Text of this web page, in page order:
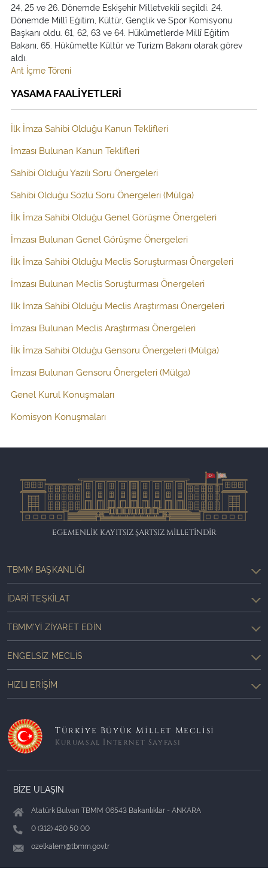
24, 25 ve 26. Dönemde Eskişehir Milletvekili seçildi. 24.
Dönemde Millî Eğitim, Kültür, Gençlik ve Spor Komisyonu
Başkanı oldu. 61, 62, 63 ve 64. Hükûmetlerde Millî Eğitim
Bakanı, 65. Hükûmette Kültür ve Turizm Bakanı olarak görev
aldı.
Ant İçme Töreni
YASAMA FAALİYETLERİ
İlk İmza Sahibi Olduğu Kanun Teklifleri
İmzası Bulunan Kanun Teklifleri
Sahibi Olduğu Yazılı Soru Önergeleri
Sahibi Olduğu Sözlü Soru Önergeleri (Mülga)
İlk İmza Sahibi Olduğu Genel Görüşme Önergeleri
İmzası Bulunan Genel Görüşme Önergeleri
İlk İmza Sahibi Olduğu Meclis Soruşturması Önergeleri
İmzası Bulunan Meclis Soruşturması Önergeleri
İlk İmza Sahibi Olduğu Meclis Araştırması Önergeleri
İmzası Bulunan Meclis Araştırması Önergeleri
İlk İmza Sahibi Olduğu Gensoru Önergeleri (Mülga)
İmzası Bulunan Gensoru Önergeleri (Mülga)
Genel Kurul Konuşmaları
Komisyon Konuşmaları
EGEMENLİK KAYITSIZ ŞARTSIZ MİLLETİNDİR
TBMM BAŞKANLIĞI
İDARI TEŞKILAT
TBMM'YI ZIYARET EDIN
ENGELSIZ MECLIS
HIZLI ERIŞIM
Türkiye Büyük Millet Meclisi
Kurumsal İnternet Sayfası
BİZE ULAŞIN
Atatürk Bulvarı TBMM 06543 Bakanlıklar - ANKARA
0 (312) 420 50 00
ozelkalem@tbmm.gov.tr